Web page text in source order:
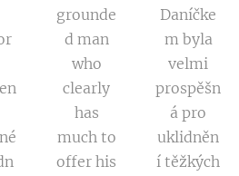
grounde
d man
who
clearly
has
much to
offer his
Daníčke
m byla
velmi
prospěšn
á pro
uklidněn
í těžkých